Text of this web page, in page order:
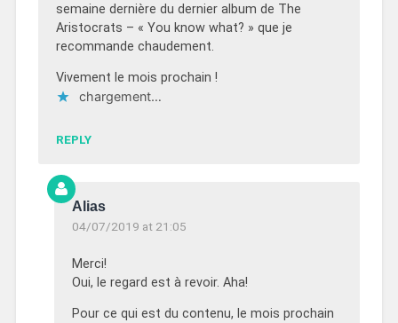
semaine dernière du dernier album de The
Aristocrats – « You know what? » que je
recommande chaudement.
Vivement le mois prochain !
chargement…
REPLY
Alias
04/07/2019 at 21:05
Merci!
Oui, le regard est à revoir. Aha!
Pour ce qui est du contenu, le mois prochain